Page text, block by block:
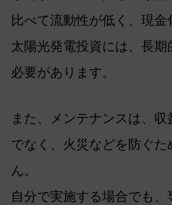
比べて流動性が低く、現金
太陽光発電投資には、長
必要があります。
また、メンテナンスは、
でなく、火災などを防ぐた
ん。
自分で実施する場合でも